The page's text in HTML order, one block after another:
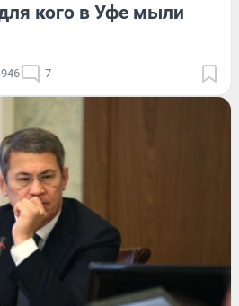
кого в Уфе мыли
7